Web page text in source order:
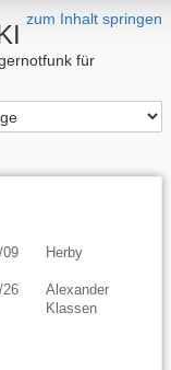
zum Inhalt springen
für
09
Herby
26
Alexander
Klassen